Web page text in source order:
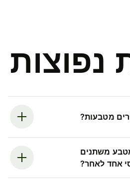
נפוצות
מטבעות?
משתנים
אחד לאחר?